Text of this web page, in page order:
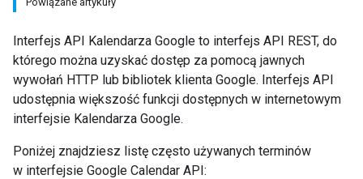
Interfejs API Kalendarza Google to interfejs API REST, do
którego można uzyskać dostęp za pomocą jawnych
wywołań HTTP lub bibliotek klienta Google. Interfejs API
udostępnia większość funkcji dostępnych w internetowym
interfejsie Kalendarza Google.
Poniżej znajdziesz listę często używanych terminów
w interfejsie Google Calendar API: